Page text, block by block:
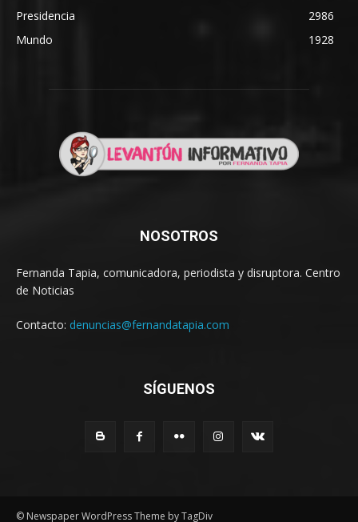
Presidencia
2986
Mundo
1928
NOSOTROS
Fernanda Tapia, comunicadora, periodista y disruptora. Centro
de Noticias
Contacto: denuncias@fernandatapia.com
SÍGUENOS
© Newspaper WordPress Theme by TagDiv